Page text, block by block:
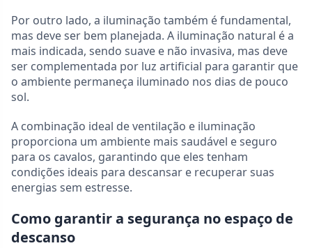
Por outro lado, a iluminação também é fundamental,
mas deve ser bem planejada. A iluminação natural é a
mais indicada, sendo suave e não invasiva, mas deve
ser complementada por luz artificial para garantir que
o ambiente permaneça iluminado nos dias de pouco
sol.
A combinação ideal de ventilação e iluminação
proporciona um ambiente mais saudável e seguro
para os cavalos, garantindo que eles tenham
condições ideais para descansar e recuperar suas
energias sem estresse.
Como garantir a segurança no espaço de
descanso